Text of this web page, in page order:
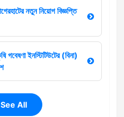
নতুন নিয়োগ বিজ্ঞপ্তি
গবেষণা ইনস্টিটিউটের (বিনা)
See All